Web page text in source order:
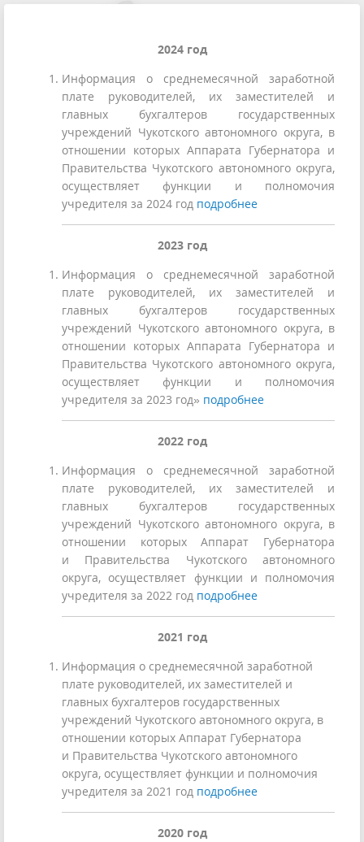
2024 год
Информация о среднемесячной заработной
плате руководителей, их заместителей и
главных бухгалтеров государственных
учреждений Чукотского автономного округа, в
отношении которых Аппарата Губернатора и
Правительства Чукотского автономного округа,
осуществляет функции и полномочия
учредителя за 2024 год подробнее
2023год
Информация о среднемесячной заработной
плате руководителей, их заместителей и
главных бухгалтеров государственных
учреждений Чукотского автономного округа, в
отношении которых Аппарата Губернатора и
Правительства Чукотского автономного округа,
осуществляет функции и полномочия
учредителя за 2023 год» подробнее
2022год
Информация о среднемесячной заработной
плате руководителей, их заместителей и
главных бухгалтеров государственных
учреждений Чукотского автономного округа, в
отношении которых Аппарат Губернатора
и Правительства Чукотского автономного
округа, осуществляет функции и полномочия
учредителя за 2022 год подробнее
2021 год
Информация о среднемесячной заработной
плате руководителей, их заместителей и
главных бухгалтеров государственных
учреждений Чукотского автономного округа, в
отношении которых Аппарат Губернатора
и Правительства Чукотского автономного
округа, осуществляет функции и полномочия
учредителя за 2021 год подробнее
2020 год